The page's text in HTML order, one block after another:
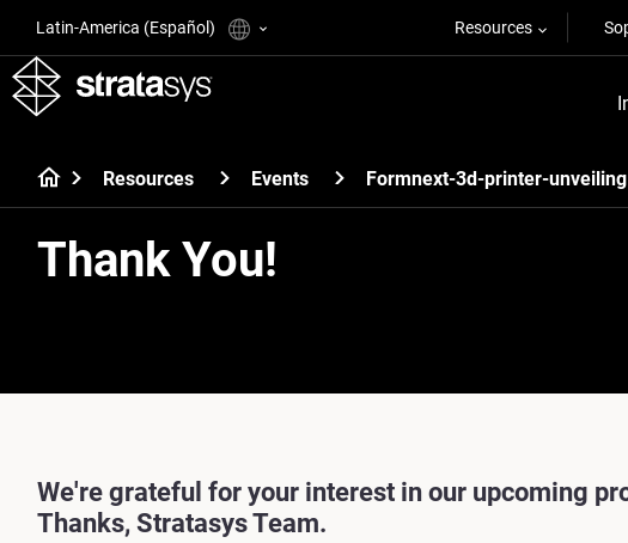
Latin-America (Español) Resources
Resources Events Formnext-3d-printer-unveiling
Thank You!
We're grateful for your interest in our upcoming
Thanks, Stratasys Team.